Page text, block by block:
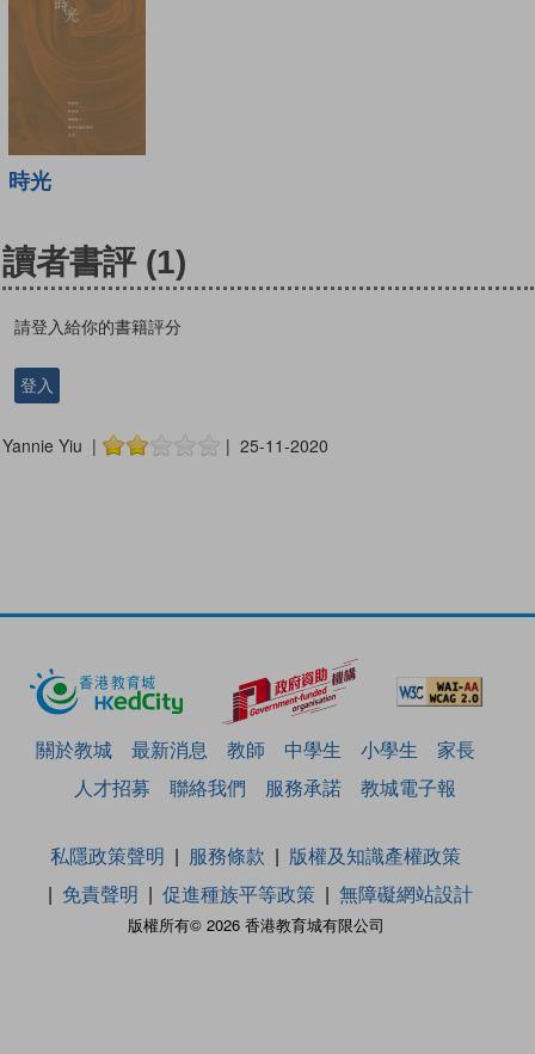
時光
讀者書評 (1)
請登入給你的書籍評分
登入
Yannie Yiu | | 25-11-2020
關於教城 最新消息 教師 中學生 小學生
家長
人才招募
聯絡我們 服務承諾 教城電子報
版權所有© 2026 香港教育城有限公司
私隱政策聲明 服務條款
版權及知識產權政策
免責聲明
促進種族平等政策 無障礙網站設計